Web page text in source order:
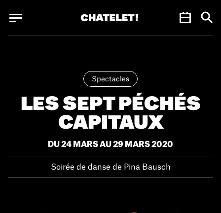
Spectacles
LES SEPT PÉCHÉS
CAPITAUX
DU 24 MARS AU 29 MARS 2020
Soirée de danse de Pina Bausch